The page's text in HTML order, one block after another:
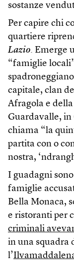
sostanze
Per capire chi
quartiere
Lazio. Emerge
“famiglie
capitale, clan
Afragola e
Guardavalle, in
chiama “la
partita con o
nostra,
I guadagni
famiglie
Bella Monaca,
e ristoranti per
criminali
in una squadra
l’